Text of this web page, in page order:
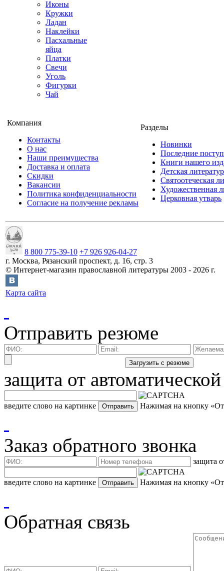
Иконы
Кружки
Ладан
Наклейки
Пасхальные
яйца
Платки
Свечи
Уголь
Фигурки
Чай
Компания
Контакты
О нас
Наши преимущества
Доставка и оплата
Скидки
Вакансии
Политика конфиденциальности
Согласие на получение рекламы
Разделы
Новинки
Последние
Книги нашего
Детская
Святоотеческая
Художественная
Церковная утварь
8 800 775-39-10 +7 926 926-04-27
г. Москва, Рязанский проспект, д. 16, стр. 3
© Интернет-магазин православной литературы 2003 - 2026 г.
Карта сайта
Отправить резюме
защита от
введите слово на картинке Нажимая на кнопку
Заказ обратного звонка
защита
введите слово на картинке Нажимая на кнопку
Обратная связь